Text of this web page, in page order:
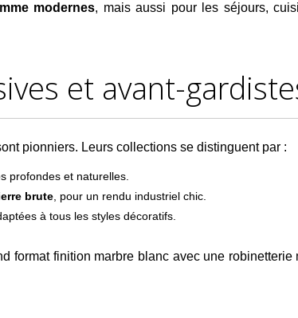
modernes, mais aussi pour les séjours,
et avant-
pionniers. Leurs collections se distinguent par :
profondes et naturelles.
brute , pour un rendu industriel chic.
à tous les styles décoratifs.
format finition marbre blanc avec une